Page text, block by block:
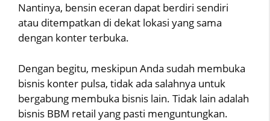
Nantinya, bensin eceran dapat berdiri sendiri
atau ditempatkan di dekat lokasi yang sama
dengan konter terbuka.
Dengan begitu, meskipun Anda sudah membuka
bisnis konter pulsa, tidak ada salahnya untuk
bergabung membuka bisnis lain. Tidak lain adalah
bisnis BBM retail yang pasti menguntungkan.